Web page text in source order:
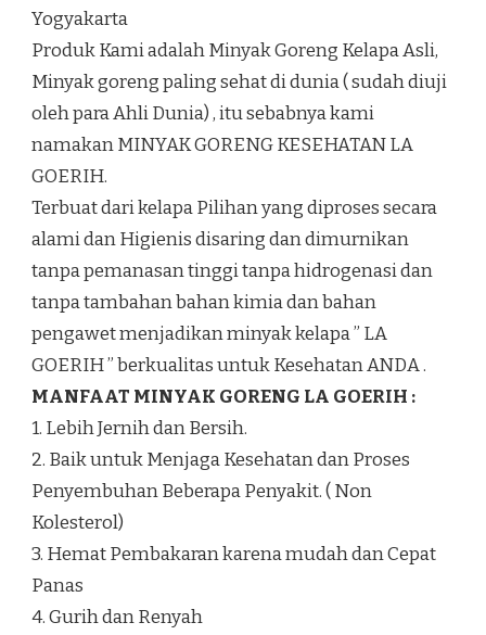
Yogyakarta
Produk Kami adalah Minyak Goreng Kelapa Asli,
Minyak goreng paling sehat di dunia ( sudah diuji
oleh para Ahli Dunia) , itu sebabnya kami
namakan MINYAK GORENG KESEHATAN LA
GOERIH.
Terbuat dari kelapa Pilihan yang diproses secara
alami dan Higienis disaring dan dimurnikan
tanpa pemanasan tinggi tanpa hidrogenasi dan
tanpa tambahan bahan kimia dan bahan
pengawet menjadikan minyak kelapa ” LA
GOERIH ” berkualitas untuk Kesehatan ANDA .
MANFAAT MINYAK GORENG LA GOERIH :
1. Lebih Jernih dan Bersih.
2. Baik untuk Menjaga Kesehatan dan Proses
Penyembuhan Beberapa Penyakit. ( Non
Kolesterol)
3. Hemat Pembakaran karena mudah dan Cepat
Panas
4. Gurih dan Renyah